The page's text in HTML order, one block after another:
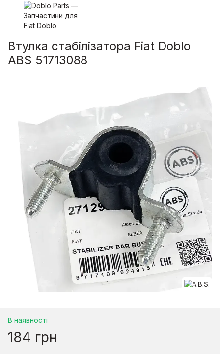
Втулка стабілізатора Fiat Doblo
ABS 51713088
В наявності
184 грн